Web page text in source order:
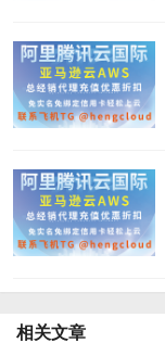
相关文章